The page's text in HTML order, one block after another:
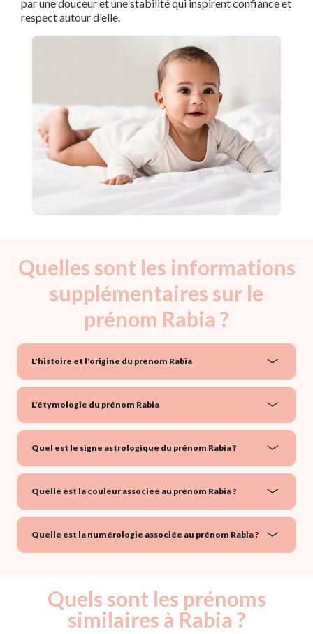
par une douceur et une stabilité qui inspirent confiance et
respect autour d'elle.
Quelles sont les informations
supplémentaires sur le
prénom Rabia ?
L'histoire et l'origine du prénom Rabia
L'étymologie du prénom Rabia
Quel est le signe astrologique du prénom Rabia ?
Quelle est la couleur associée au prénom Rabia ?
Quelle est la numérologie associée au prénom Rabia ?
Quels sont les prénoms
similaires à Rabia ?